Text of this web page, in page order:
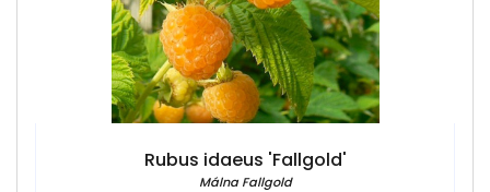
Rubus idaeus 'Fallgold'
Málna Fallgold